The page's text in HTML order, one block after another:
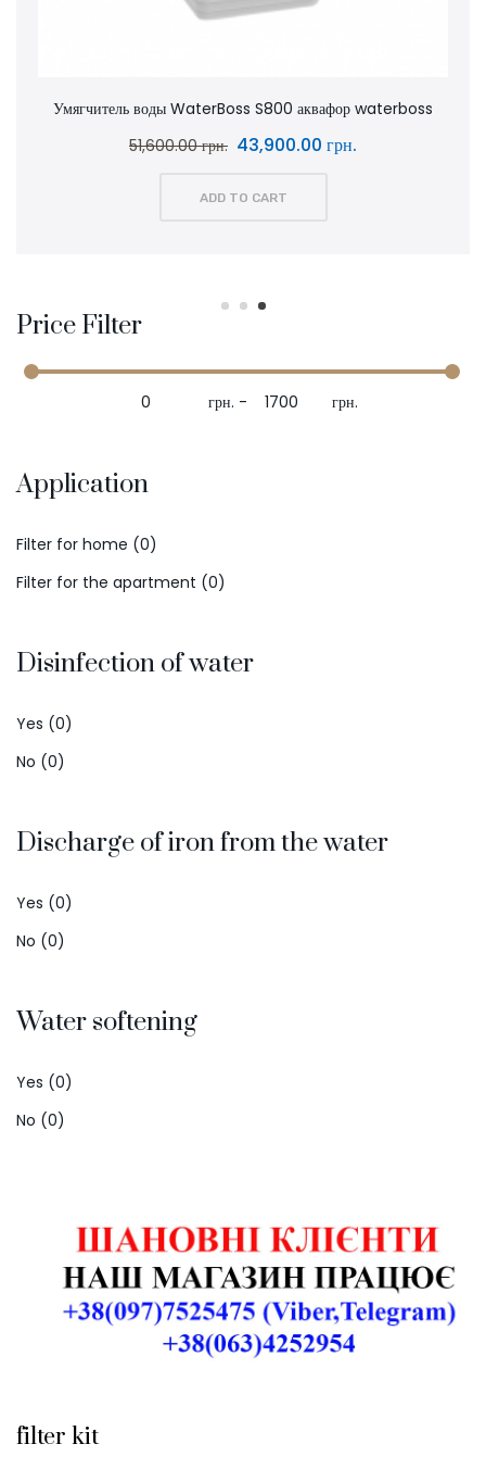
Умягчитель воды WaterBoss S800 аквафор waterboss
51,600.00 грн. 43,900.00 грн.
ADD TO CART
Price Filter
грн. - грн.
Application
Filter for home (0)
Filter for the apartment (0)
Disinfection of water
Yes (0)
No (0)
Discharge of iron from the water
Yes (0)
No (0)
Water softening
Yes (0)
No (0)
filter kit